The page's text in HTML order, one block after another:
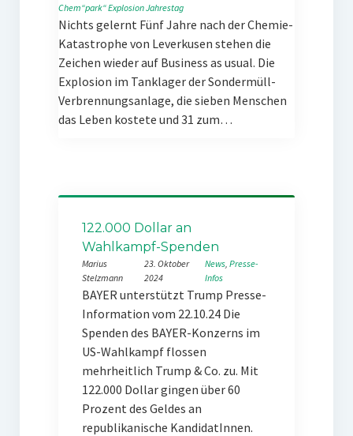
Chem“park“ExplosionJahrestag
Nichts gelernt Fünf Jahre nach der Chemie-
Katastrophe von Leverkusen stehen die
Zeichen wieder auf Business as usual. Die
Explosion im Tanklager der Sondermüll-
Verbrennungsanlage, die sieben Menschen
das Leben kostete und 31 zum…
122.000 Dollar an
Wahlkampf-Spenden
Marius
Stelzmann
23. Oktober
2024
News, Presse-
Infos
BAYER unterstützt Trump Presse-
Information vom 22.10.24 Die
Spenden des BAYER-Konzerns im
US-Wahlkampf flossen
mehrheitlich Trump & Co. zu. Mit
122.000 Dollar gingen über 60
Prozent des Geldes an
republikanische KandidatInnen.